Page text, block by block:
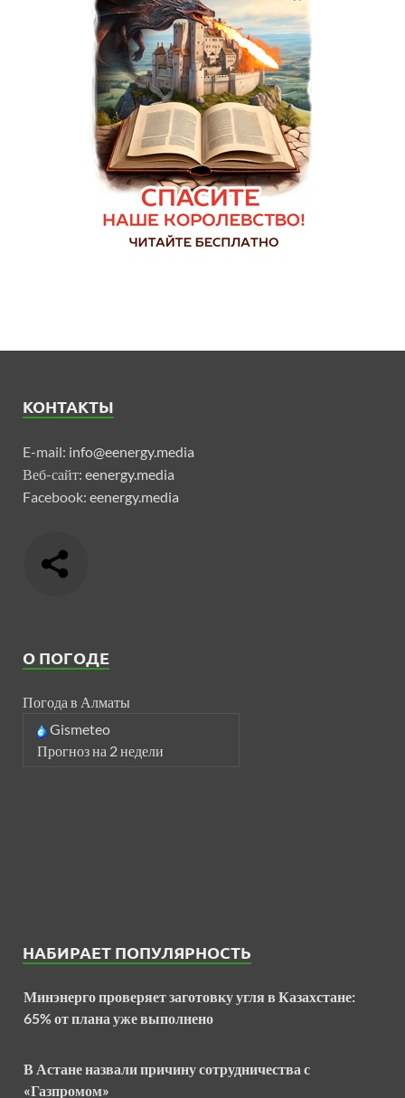
КОНТАКТЫ
E-mail: info@eenergy.media
Веб-сайт: eenergy.media
Facebook: eenergy.media
О ПОГОДЕ
Погода в Алматы
Gismeteo
Прогноз на 2 недели
НАБИРАЕТ ПОПУЛЯРНОСТЬ
Минэнерго проверяет заготовку угля в Казахстане:
65% от плана уже выполнено
В Астане назвали причину сотрудничества с
«Газпромом»